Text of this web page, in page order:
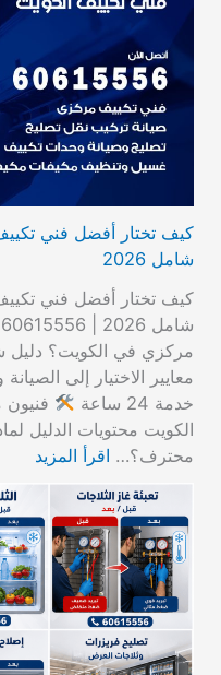
كيف تختار أفضل فني
شامل 2026
كيف تختار أفضل فني
معايير الاختيار إلى الصيانة
خدمة 24 ساعة
الكويت محتويات الدليل
محترف؟… اقرأ المزيد